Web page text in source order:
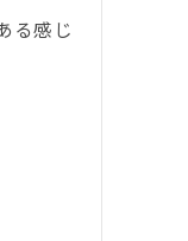
る感じ